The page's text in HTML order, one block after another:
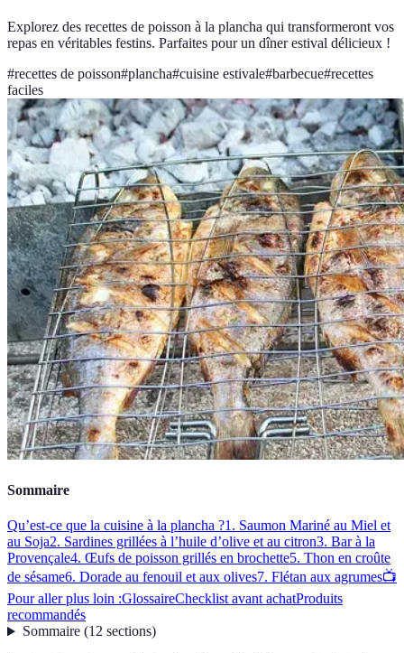
Explorez des recettes de poisson à la plancha qui transformeront vos
repas en véritables festins. Parfaites pour un dîner estival délicieux !
#recettes de poisson#plancha#cuisine estivale#barbecue#recettes
faciles
Sommaire
Qu’est-ce que la cuisine à la plancha ?1. Saumon Mariné au Miel et
au Soja2. Sardines grillées à l’huile d’olive et au citron3. Bar à la
Provençale4. Œufs de poisson grillés en brochette5. Thon en croûte
de sésame6. Dorade au fenouil et aux olives7. Flétan aux agrumes📺
Pour aller plus loin :GlossaireChecklist avant achatProduits
recommandés
Sommaire(12 sections)